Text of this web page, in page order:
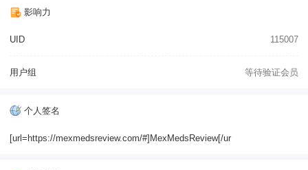
影响力
UID 115007
用户组 等待验证会员
个人签名
[url=https://mexmedsreview.com/#]MexMedsReview[/ur